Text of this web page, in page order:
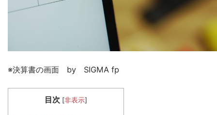
※決算書の画面 by SIGMA fp
目次 [非表示]